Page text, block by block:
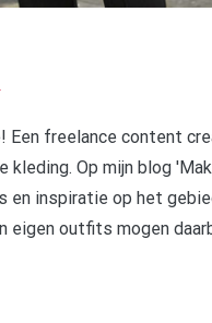
Een freelance content
kleding. Op mijn blog
en inspiratie op het
eigen outfits mogen